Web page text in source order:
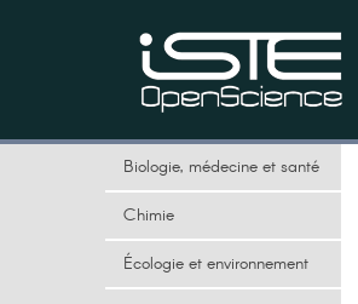
Biologie, médecine et santé
Chimie
Écologie et environnement